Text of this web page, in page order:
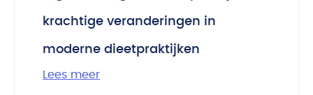
krachtige veranderingen in
moderne dieetpraktijken
Lees meer